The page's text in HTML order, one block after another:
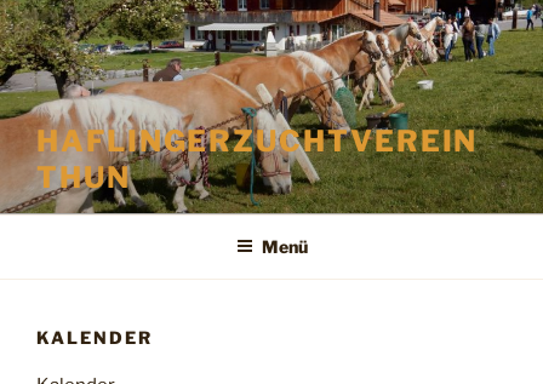
Zum
Inhalt
springen
HAFLINGERZUCHTVEREIN
THUN
Menü
KALENDER